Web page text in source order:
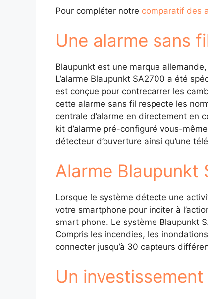
Pour compléter notre comparatif des
Une alarme sans
Blaupunkt est une marque
L’alarme Blaupunkt SA2700 a été
est conçue pour contrecarrer les
cette alarme sans fil respecte les
centrale d’alarme en directement en
kit d’alarme pré-configuré vous-
détecteur d’ouverture ainsi qu’une
Alarme Blaupunkt
Lorsque le système détecte une
votre smartphone pour inciter à
smart phone. Le système Blaupunkt
Compris les incendies, les
connecter jusqu’à 30 capteurs
Un